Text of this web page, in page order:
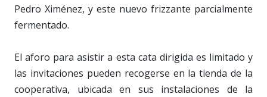
Pedro Ximénez, y este nuevo frizzante parcialmente
fermentado.
El aforo para asistir a esta cata dirigida es limitado y
las invitaciones pueden recogerse en la tienda de la
cooperativa, ubicada en sus instalaciones de la